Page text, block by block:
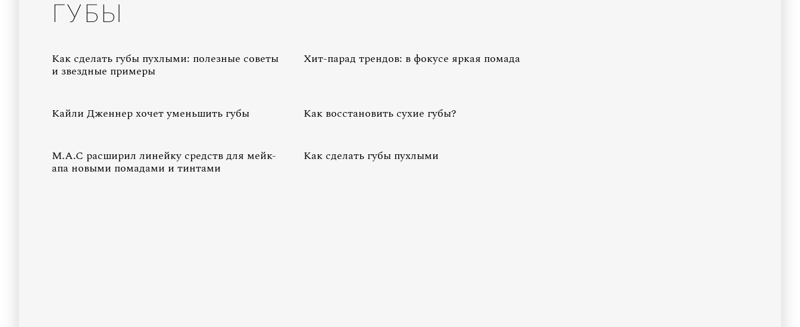
ГУБЫ
Как сделать губы пухлыми: полезные советы
и звездные примеры
Хит-парад трендов: в фокусе яркая помада
Кайли Дженнер хочет уменьшить губы Как восстановить сухие губы?
M.A.C расширил линейку средств для мейк-
апа новыми помадами и тинтами
Как сделать губы пухлыми